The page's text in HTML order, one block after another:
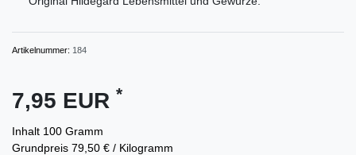
Artikelnummer: 184
7,95 EUR *
Inhalt 100 Gramm
Grundpreis 79,50 € / Kilogramm